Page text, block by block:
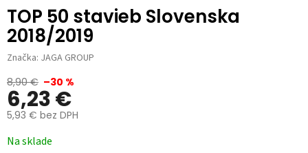
TOP 50 stavieb Slovenska
2018/2019
Značka: JAGA GROUP
8,90 € –30 %
6,23 €
5,93 € bez DPH
cena:
Na sklade